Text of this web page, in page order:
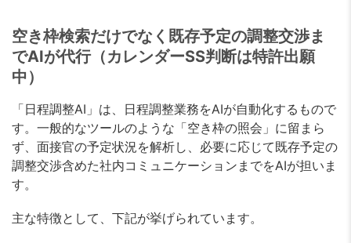
空き枠検索だけでなく既存予定の調整交渉ま
でAIが代行（カレンダーSS判断は特許出願
中）
「日程調整AI」は、日程調整業務をAIが自動化するもので
す。一般的なツールのような「空き枠の照会」に留まら
ず、面接官の予定状況を解析し、必要に応じて既存予定の
調整交渉含めた社内コミュニケーションまでをAIが担いま
す。
主な特徴として、下記が挙げられています。